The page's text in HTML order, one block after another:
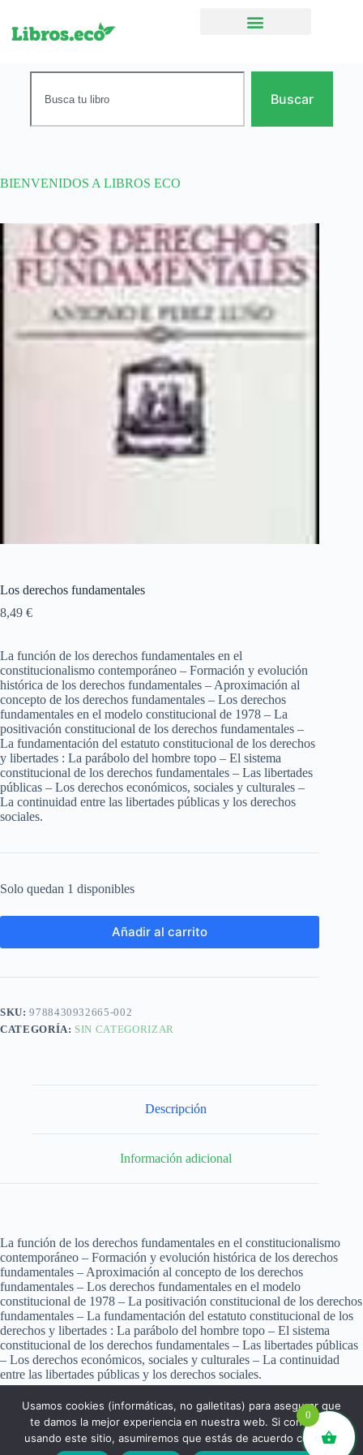
Buscar
BIENVENIDOS A LIBROS ECO
Los derechos fundamentales
8,49 €
La función de los derechos fundamentales en el
constitucionalismo contemporáneo – Formación y evolución
histórica de los derechos fundamentales – Aproximación al
concepto de los derechos fundamentales – Los derechos
fundamentales en el modelo constitucional de 1978 – La
positivación constitucional de los derechos fundamentales –
La fundamentación del estatuto constitucional de los derechos
y libertades : La parábolo del hombre topo – El sistema
constitucional de los derechos fundamentales – Las libertades
públicas – Los derechos económicos, sociales y culturales –
La continuidad entre las libertades públicas y los derechos
sociales.
Solo quedan 1 disponibles
Añadir al carrito
SKU:9788430932665-002
CATEGORÍA: SIN CATEGORIZAR
Descripción
Información adicional
La función de los derechos fundamentales en el constitucionalismo
contemporáneo – Formación y evolución histórica de los derechos
fundamentales – Aproximación al concepto de los derechos
fundamentales – Los derechos fundamentales en el modelo
constitucional de 1978 – La positivación constitucional de los derechos
fundamentales – La fundamentación del estatuto constitucional de los
derechos y libertades : La parábolo del hombre topo – El sistema
constitucional de los derechos fundamentales – Las libertades públicas
– Los derechos económicos, sociales y culturales – La continuidad
entre las libertades públicas y los derechos sociales.
0
Usamos cookies (informáticas, no galletitas) para asegurar que
te damos la mejor experiencia en nuestra web. Si continúas
usando este sitio, asumiremos que estás de acuerdo con ello.